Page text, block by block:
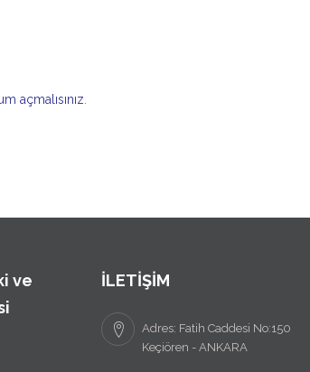
açmalısınız.
ve
İLETİŞİM
Adres: Fatih Caddesi No:150
Keçiören - ANKARA